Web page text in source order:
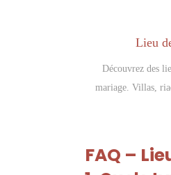
Lieu
Découvrez des
mariage. Villas,
FAQ –